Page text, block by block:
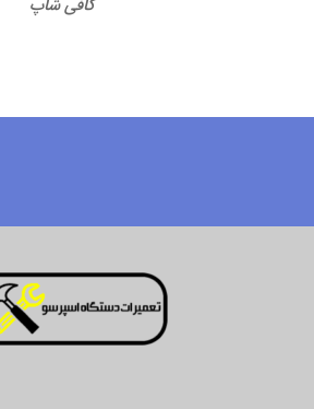
کافی شاپ